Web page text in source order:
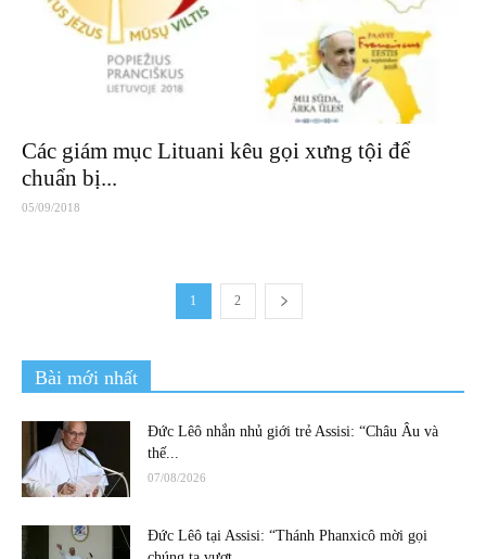
Các giám mục Lituani kêu gọi xưng tội để
chuẩn bị...
05/09/2018
1 2
Bài mới nhất
Đức Lêô nhắn nhủ giới trẻ Assisi: “Châu Âu và
thế...
07/08/2026
Đức Lêô tại Assisi: “Thánh Phanxicô mời gọi